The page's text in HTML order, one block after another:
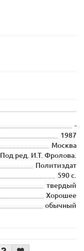
-
1987
Москва
Под ред. И.Т. Фролова.
Политиздат
590 с.
твердый
Хорошее
обычный